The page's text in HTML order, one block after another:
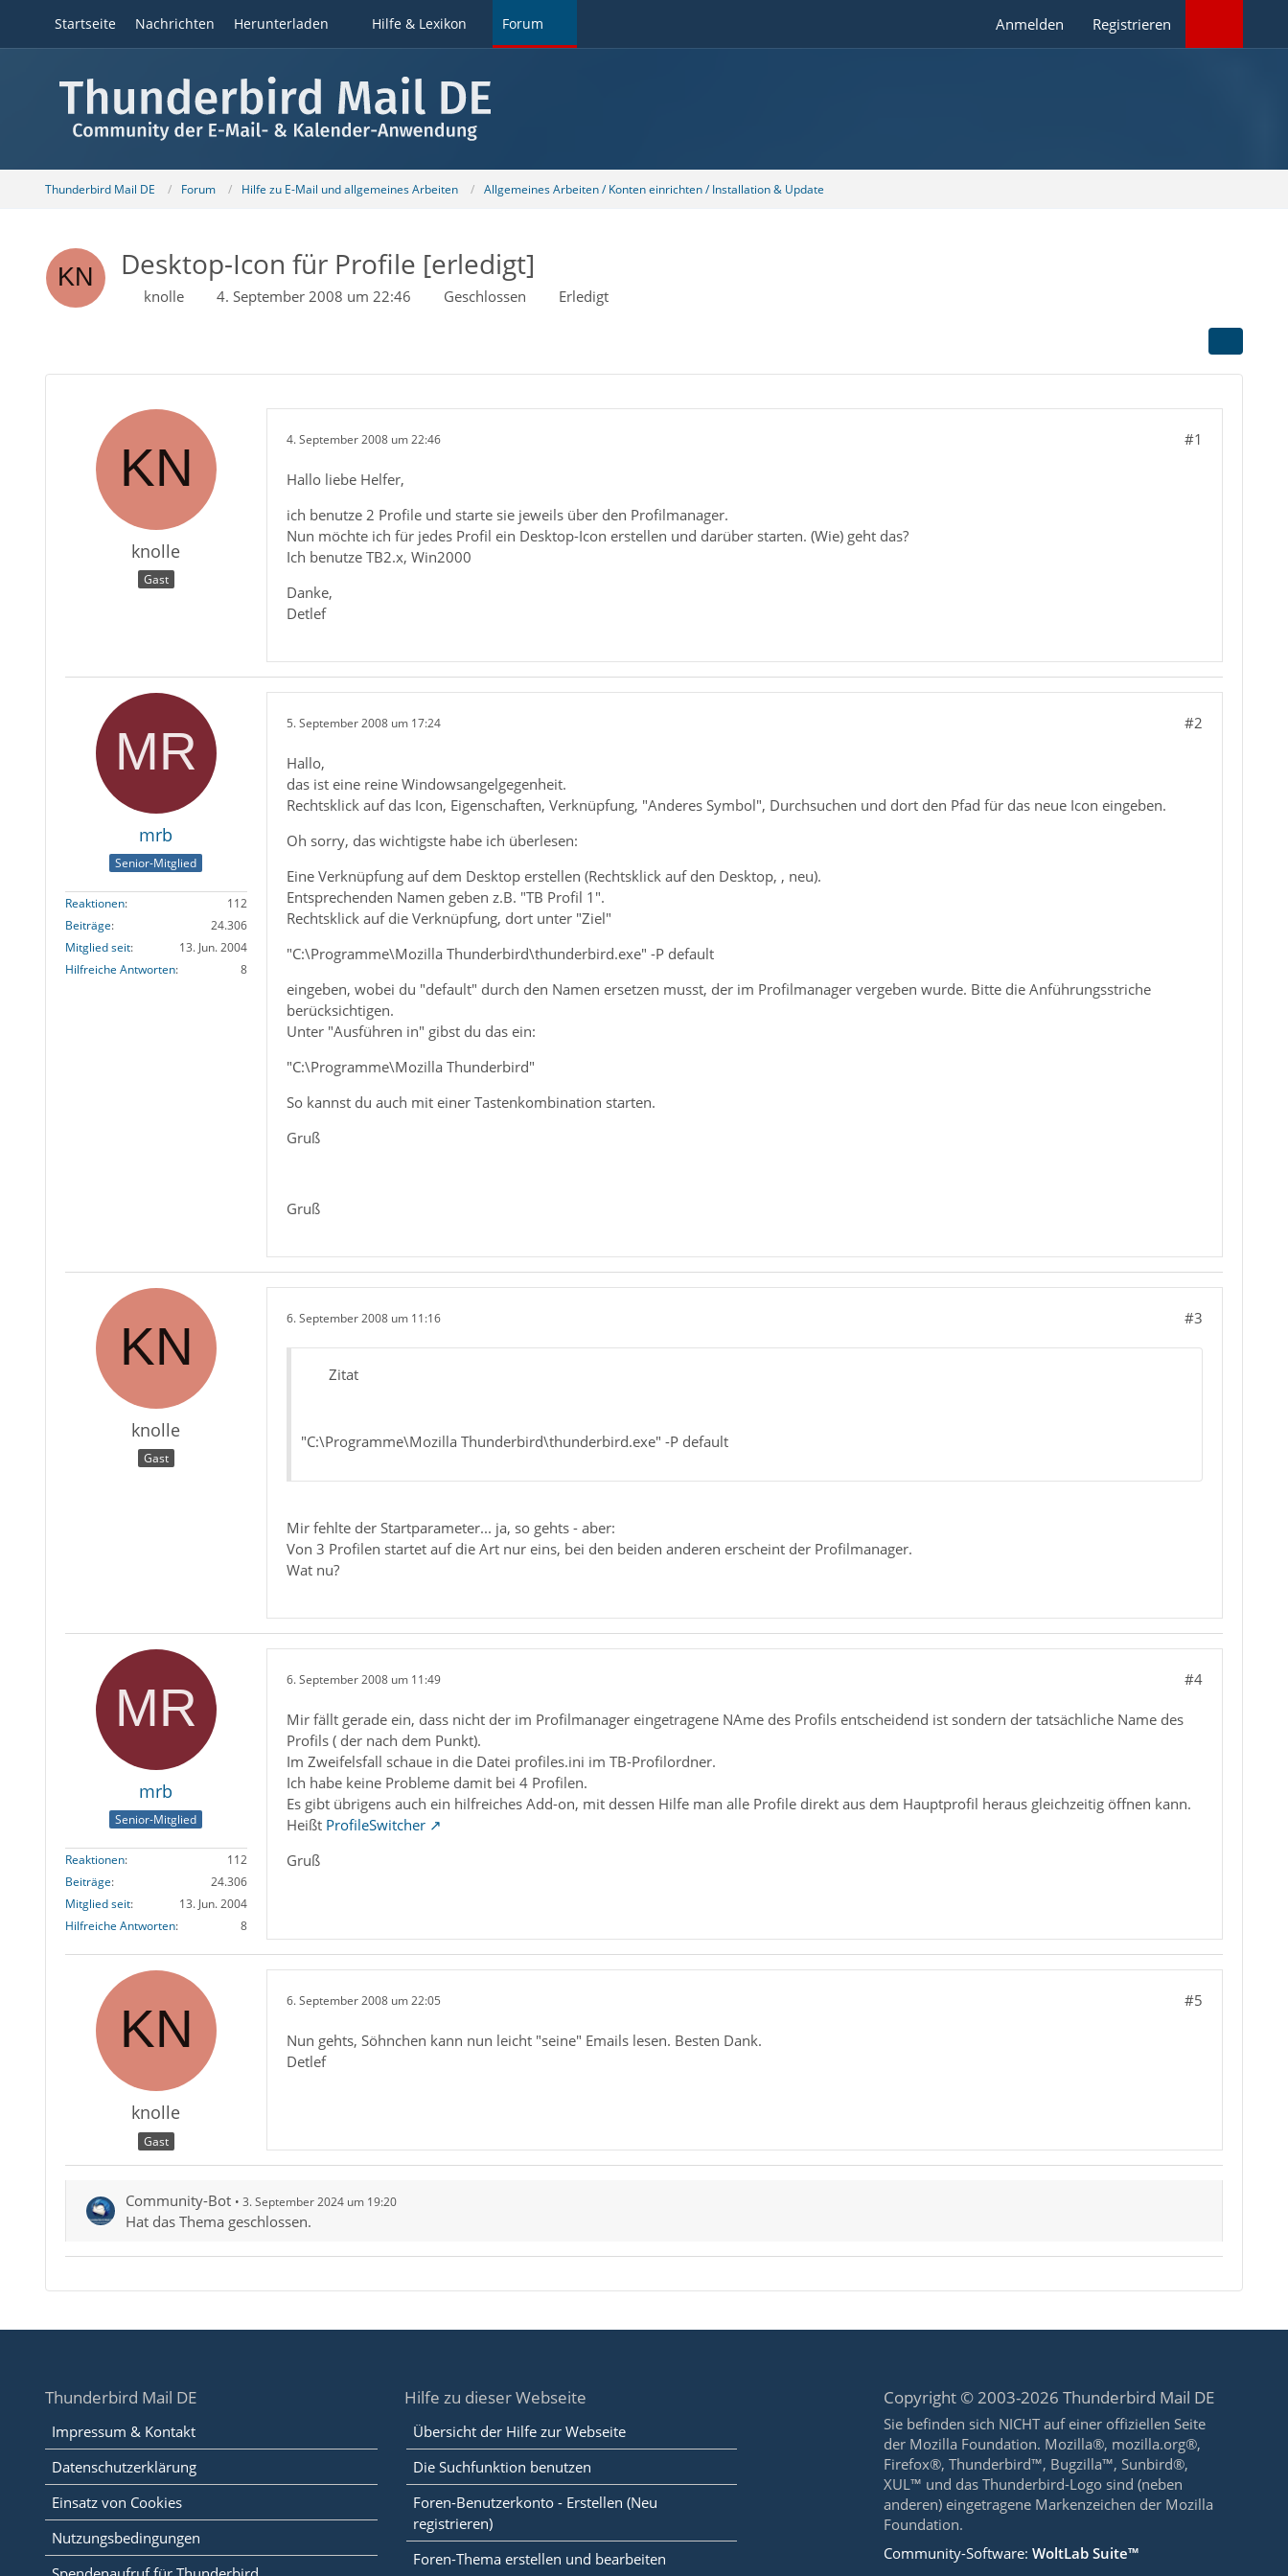
Startseite Nachrichten Herunterladen Hilfe & Lexikon Forum Anmelden Registrieren
Thunderbird Mail DE Forum Hilfe zu E-Mail und allgemeines Arbeiten Allgemeines Arbeiten / Konten einrichten / Installation & Update
Desktop-Icon für Profile [erledigt]
knolle 4. September 2008 um 22:46 Geschlossen Erledigt
knolle
Gast
4. September 2008 um 22:46 #1
Hallo liebe Helfer,
ich benutze 2 Profile und starte sie jeweils über den Profilmanager.
Nun möchte ich für jedes Profil ein Desktop-Icon erstellen und darüber starten. (Wie) geht das?
Ich benutze TB2.x, Win2000
Danke,
Detlef
mrb
Senior-Mitglied
Reaktionen
112
Beiträge
24.306
Mitglied seit
13. Jun. 2004
Hilfreiche Antworten
8
5. September 2008 um 17:24 #2
Hallo,
das ist eine reine Windowsangelgegenheit.
Rechtsklick auf das Icon, Eigenschaften, Verknüpfung, "Anderes Symbol", Durchsuchen und dort den Pfad für das neue Icon eingeben.
Oh sorry, das wichtigste habe ich überlesen:
Eine Verknüpfung auf dem Desktop erstellen (Rechtsklick auf den Desktop, , neu).
Entsprechenden Namen geben z.B. "TB Profil 1".
Rechtsklick auf die Verknüpfung, dort unter "Ziel"
"C:\Programme\Mozilla Thunderbird\thunderbird.exe" -P default
eingeben, wobei du "default" durch den Namen ersetzen musst, der im Profilmanager vergeben wurde. Bitte die Anführungsstriche
berücksichtigen.
Unter "Ausführen in" gibst du das ein:
"C:\Programme\Mozilla Thunderbird"
So kannst du auch mit einer Tastenkombination starten.
Gruß
Gruß
knolle
Gast
6. September 2008 um 11:16 #3
Zitat
"C:\Programme\Mozilla Thunderbird\thunderbird.exe" -P default
Mir fehlte der Startparameter... ja, so gehts - aber:
Von 3 Profilen startet auf die Art nur eins, bei den beiden anderen erscheint der Profilmanager.
Wat nu?
mrb
Senior-Mitglied
Reaktionen
112
Beiträge
24.306
Mitglied seit
13. Jun. 2004
Hilfreiche Antworten
8
6. September 2008 um 11:49 #4
Mir fällt gerade ein, dass nicht der im Profilmanager eingetragene NAme des Profils entscheidend ist sondern der tatsächliche Name des
Profils ( der nach dem Punkt).
Im Zweifelsfall schaue in die Datei profiles.ini im TB-Profilordner.
Ich habe keine Probleme damit bei 4 Profilen.
Es gibt übrigens auch ein hilfreiches Add-on, mit dessen Hilfe man alle Profile direkt aus dem Hauptprofil heraus gleichzeitig öffnen kann.
Heißt ProfileSwitcher
Gruß
knolle
Gast
6. September 2008 um 22:05 #5
Nun gehts, Söhnchen kann nun leicht "seine" Emails lesen. Besten Dank.
Detlef
Community-Bot 3. September 2024 um 19:20
Hat das Thema geschlossen.
Thunderbird Mail DE
Impressum & Kontakt
Datenschutzerklärung
Einsatz von Cookies
Nutzungsbedingungen
Hilfe zu dieser Webseite
Übersicht der Hilfe zur Webseite
Die Suchfunktion benutzen
Foren-Benutzerkonto - Erstellen (Neu
registrieren)
Foren-Thema erstellen und bearbeiten
Copyright © 2003-2026 Thunderbird Mail DE
Sie befinden sich NICHT auf einer offiziellen Seite
der Mozilla Foundation. Mozilla®, mozilla.org®,
Firefox®, Thunderbird™, Bugzilla™, Sunbird®,
XUL™ und das Thunderbird-Logo sind (neben
anderen) eingetragene Markenzeichen der Mozilla
Foundation.
Community-Software:WoltLab Suite™